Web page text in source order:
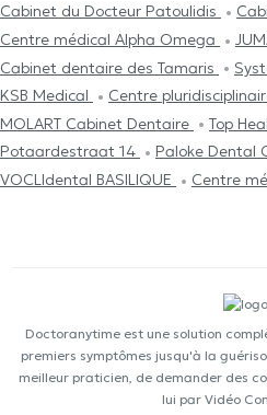
Cabinet du Docteur Patoulidis
Centre médical Alpha Omega
Cabinet dentaire des Tamaris
KSB Medical
Centre
MOLART Cabinet Dentaire
Top
Potaardestraat 14
Paloke Dental
VOCLIdental BASILIQUE
Centre
Doctoranytime est une solution
premiers symptômes jusqu'à la
meilleur praticien, de demander des
lui par Vidéo